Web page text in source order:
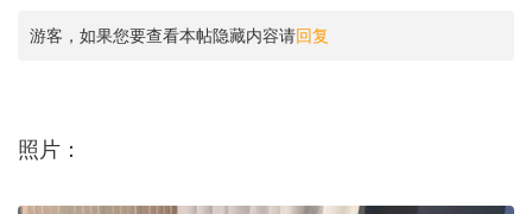
游客，如果您要查看本帖隐藏内容请回复
照片：